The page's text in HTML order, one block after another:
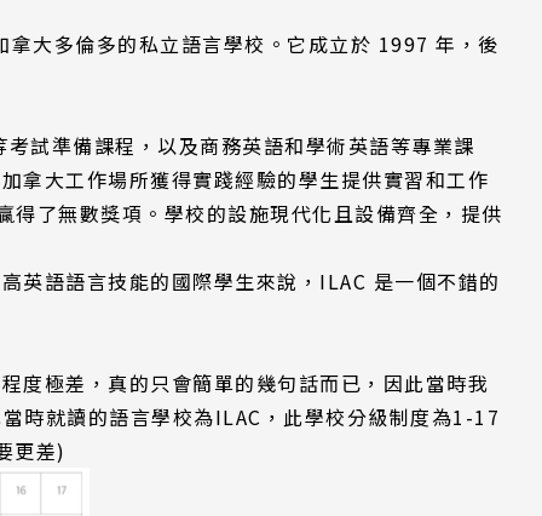
大多倫多的私立語言學校。它成立於 1997 年，後
試準備課程，以及商務英語和學術英語等專業課
拿大工作場所獲得實踐經驗的學生提供實習和工作
得了無數獎項。學校的設施現代化且設備齊全，提供
英語語言技能的國際學生來說，ILAC 是一個不錯的
度極差，真的只會簡單的幾句話而已，因此當時我
時就讀的語言學校為ILAC，此學校分級制度為1-17
更差)